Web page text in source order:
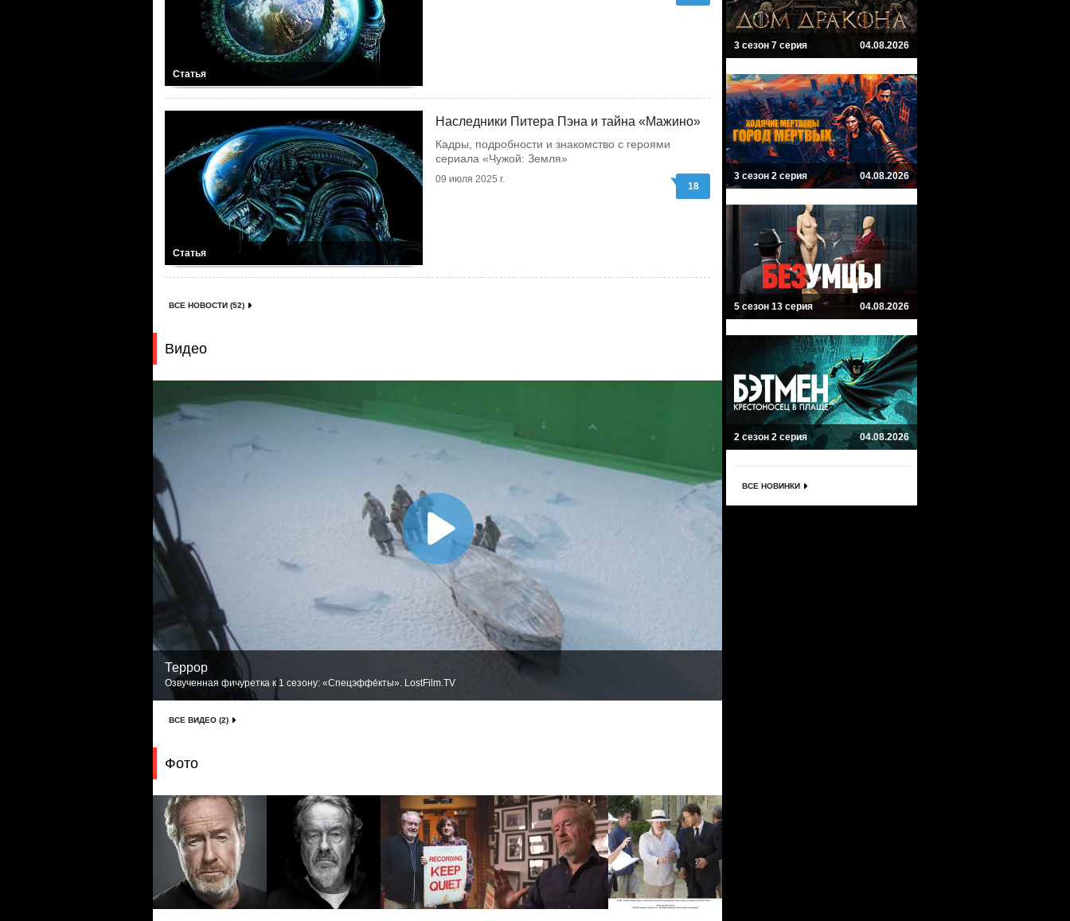
Статья
Статья
Наследники Питера Пэна и тайна «Мажино»
Кадры, подробности и знакомство с героями
сериала «Чужой: Земля»
09 июля 2025 г.
18
ВСЕ НОВОСТИ (52)
Видео
Террор
Озвученная фичуретка к 1 сезону: «Спецэффе́кты». LostFilm.TV
ВСЕ ВИДЕО (2)
Фото
3 сезон 7 серия 04.08.2026
3 сезон 2 серия 04.08.2026
5 сезон 13 серия 04.08.2026
2 сезон 2 серия 04.08.2026
ВСЕ НОВИНКИ